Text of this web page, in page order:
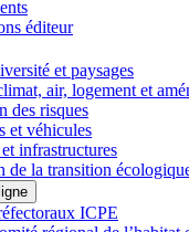
éditeur
et paysages
air, logement et
des risques
et véhicules
infrastructures
de la transition
ICPE